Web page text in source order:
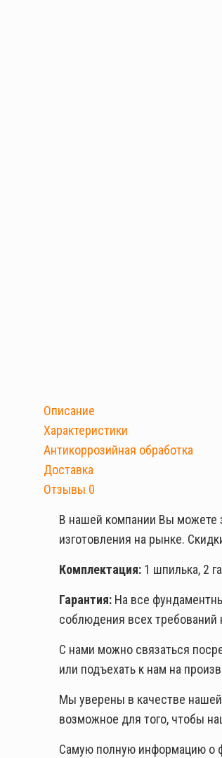
Описание
Характеристики
Антикоррозийная обработка
Доставка
Отзывы 0
В нашей компании Вы можете
изготовления на рынке.
Комплектация: 1 шпилька, 2
Гарантия: На все
соблюдения всех
С нами можно связаться
или подъехать к нам на
Мы уверены в качестве
возможное для того, чтобы
Самую полную информацию о